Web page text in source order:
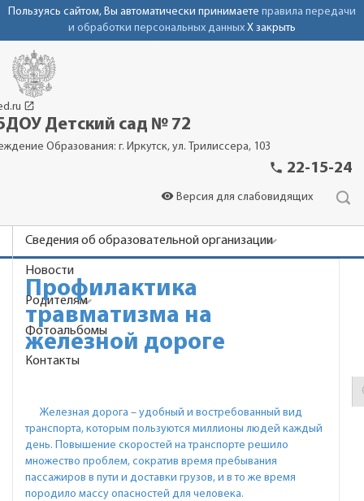
Пользуясь сайтом, Вы автоматически принимаете правила передачи
и обработки персональных данных X закрыть
launch
Детский сад № 72
Образования: г. Иркутск, ул. Трилиссера, 103
phone 22-15-24
visibility Версия для слабовидящих
Сведения об образовательной организации
Новости
Родителям
Фотоальбомы
Контакты
Профилактика
травматизма на
железной дороге
Железная дорога – удобный и востребованный вид
транспорта, которым пользуются миллионы людей каждый
день. Повышение скоростей на транспорте решило
множество проблем, сократив время пребывания
пассажиров в пути и доставки грузов, и в то же время
породило массу опасностей для человека.